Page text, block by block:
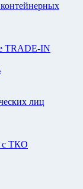
TRADE-IN
лиц
с ТКО